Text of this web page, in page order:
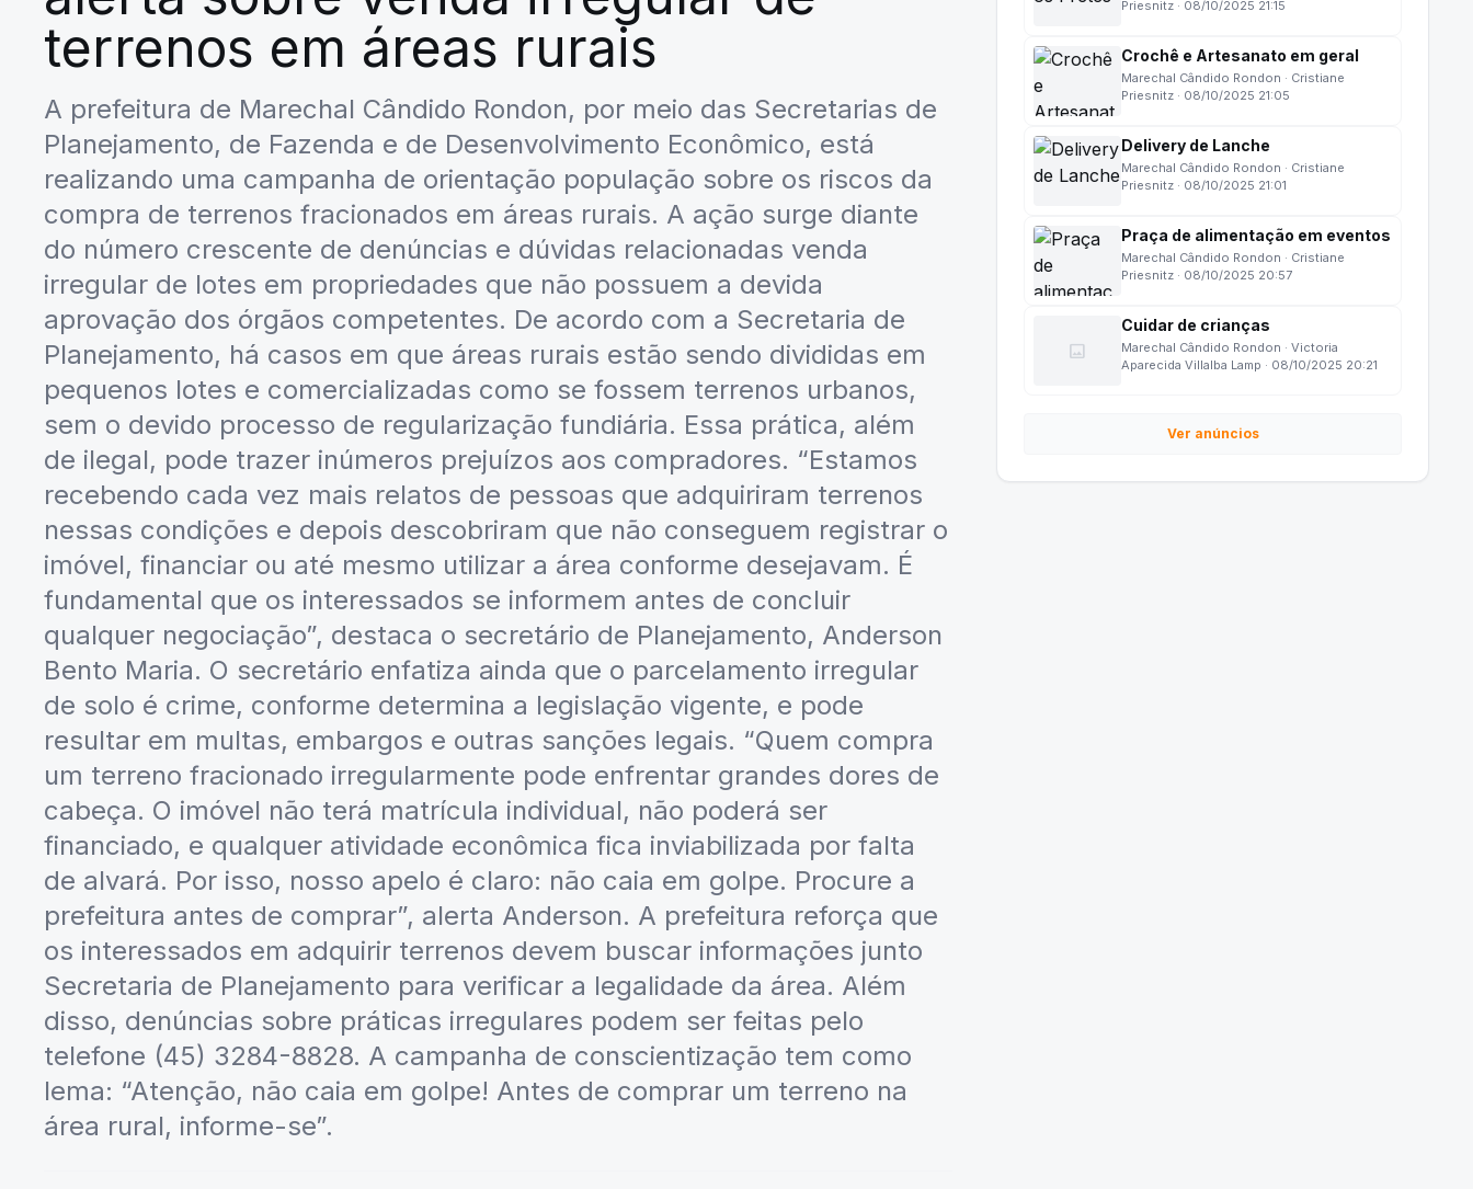
terrenos em áreas rurais
A prefeitura de Marechal Cândido Rondon, por meio das Secretarias de
Planejamento, de Fazenda e de Desenvolvimento Econômico, está
realizando uma campanha de orientação população sobre os riscos da
compra de terrenos fracionados em áreas rurais. A ação surge diante
do número crescente de denúncias e dúvidas relacionadas venda
irregular de lotes em propriedades que não possuem a devida
aprovação dos órgãos competentes. De acordo com a Secretaria de
Planejamento, há casos em que áreas rurais estão sendo divididas em
pequenos lotes e comercializadas como se fossem terrenos urbanos,
sem o devido processo de regularização fundiária. Essa prática, além
de ilegal, pode trazer inúmeros prejuízos aos compradores. “Estamos
recebendo cada vez mais relatos de pessoas que adquiriram terrenos
nessas condições e depois descobriram que não conseguem registrar o
imóvel, financiar ou até mesmo utilizar a área conforme desejavam. É
fundamental que os interessados se informem antes de concluir
qualquer negociação”, destaca o secretário de Planejamento, Anderson
Bento Maria. O secretário enfatiza ainda que o parcelamento irregular
de solo é crime, conforme determina a legislação vigente, e pode
resultar em multas, embargos e outras sanções legais. “Quem compra
um terreno fracionado irregularmente pode enfrentar grandes dores de
cabeça. O imóvel não terá matrícula individual, não poderá ser
financiado, e qualquer atividade econômica fica inviabilizada por falta
de alvará. Por isso, nosso apelo é claro: não caia em golpe. Procure a
prefeitura antes de comprar”, alerta Anderson. A prefeitura reforça que
os interessados em adquirir terrenos devem buscar informações junto
Secretaria de Planejamento para verificar a legalidade da área. Além
disso, denúncias sobre práticas irregulares podem ser feitas pelo
telefone (45) 3284-8828. A campanha de conscientização tem como
lema: “Atenção, não caia em golpe! Antes de comprar um terreno na
área rural, informe-se”.
Priesnitz · 08/10/2025 21:15
Crochê e Artesanato em geral
Marechal Cândido Rondon · Cristiane
Priesnitz · 08/10/2025 21:05
Delivery de Lanche
Marechal Cândido Rondon · Cristiane
Priesnitz · 08/10/2025 21:01
Praça de alimentação em eventos
Marechal Cândido Rondon · Cristiane
Priesnitz · 08/10/2025 20:57
image
Cuidar de crianças
Marechal Cândido Rondon · Victoria
Aparecida Villalba Lamp · 08/10/2025 20:21
Ver anúncios